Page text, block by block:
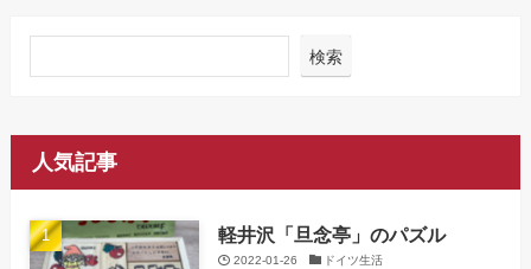
検索
人気記事
軽井沢「旦念亭」のパズル
2022-01-26 ドイツ生活